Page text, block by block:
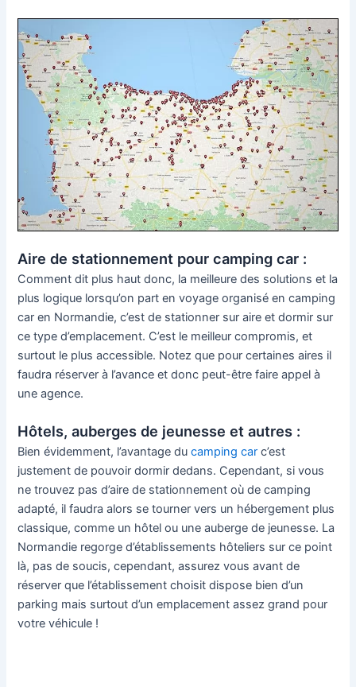
Aire de stationnement pour camping car :
Comment dit plus haut donc, la meilleure des solutions et la
plus logique lorsqu’on part en voyage organisé en camping
car en Normandie, c’est de stationner sur aire et dormir sur
ce type d’emplacement. C’est le meilleur compromis, et
surtout le plus accessible. Notez que pour certaines aires il
faudra réserver à l’avance et donc peut-être faire appel à
une agence.
Hôtels, auberges de jeunesse et autres :
Bien évidemment, l’avantage ducamping car c’est
justement de pouvoir dormir dedans. Cependant, si vous
ne trouvez pas d’aire de stationnement où de camping
adapté, il faudra alors se tourner vers un hébergement plus
classique, comme un hôtel ou une auberge de jeunesse. La
Normandie regorge d’établissements hôteliers sur ce point
là, pas de soucis, cependant, assurez vous avant de
réserver que l’établissement choisit dispose bien d’un
parking mais surtout d’un emplacement assez grand pour
votre véhicule !